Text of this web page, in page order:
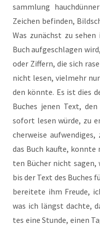
samm­lung
Zei­chen befin­den,
Was zunächst zu
Buch auf­ge­schla­gen
oder Zif­fern, die sich
nicht lesen, viel­mehr
den könn­te. Es ist dies
Buches jenen Text,
sofort lesen wür­de, zu
cher­wei­se
das Buch kauf­te,
ten Bücher nicht sagen,
bis der Text des Buches
berei­te­te ihm Freu­de,
was ich längst dach­te,
tes eine Stun­de, einen